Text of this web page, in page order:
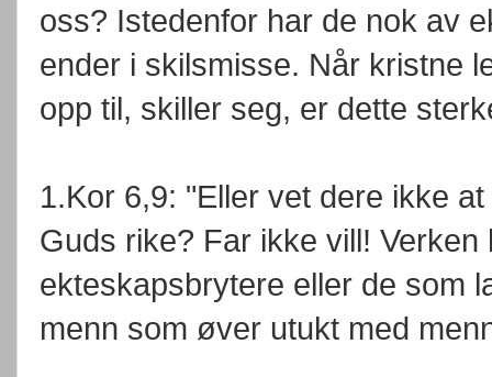
oss? Istedenfor har de nok av
ender i skilsmisse. Når kristne
opp til, skiller seg, er dette
1.Kor 6,9: "Eller vet dere ikke
Guds rike? Far ikke vill!
ekteskapsbrytere eller de som
menn som øver utukt med